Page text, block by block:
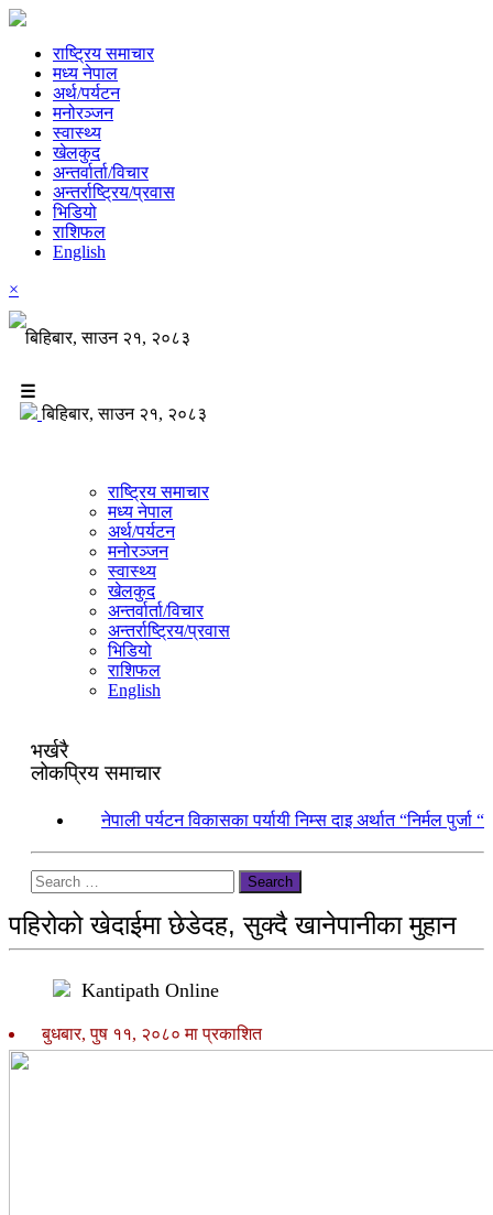
राष्ट्रिय समाचार
मध्य नेपाल
अर्थ/पर्यटन
मनोरञ्जन
स्वास्थ्य
खेलकुद
अन्तर्वार्ता/विचार
अन्तर्राष्ट्रिय/प्रवास
भिडियो
राशिफल
English
×
बिहिबार, साउन २१, २०८३
☰
बिहिबार, साउन २१, २०८३
राष्ट्रिय समाचार
मध्य नेपाल
अर्थ/पर्यटन
मनोरञ्जन
स्वास्थ्य
खेलकुद
अन्तर्वार्ता/विचार
अन्तर्राष्ट्रिय/प्रवास
भिडियो
राशिफल
English
भर्खरै
लोकप्रिय समाचार
नेपाली पर्यटन विकासका पर्यायी निम्स दाइ अर्थात “निर्मल पुर्जा “
Search
पहिरोको खेदाईमा छेडेदह, सुक्दै खानेपानीका मुहान
Kantipath Online
बुधबार, पुष ११, २०८० मा प्रकाशित